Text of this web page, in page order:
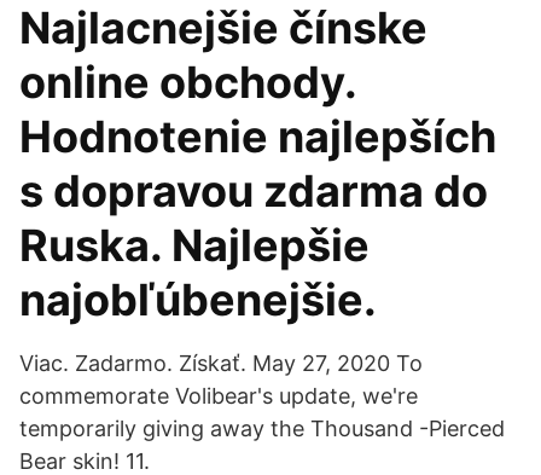
Najlacnejšie čínske
online obchody.
Hodnotenie najlepších
s dopravou zdarma do
Ruska. Najlepšie
najobľúbenejšie.
Viac. Zadarmo. Získať. May 27, 2020 To
commemorate Volibear's update, we're
temporarily giving away the Thousand -Pierced
Bear skin! 11.